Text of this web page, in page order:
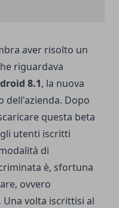
aver risolto un
riguardava
8.1, la nuova
dell'azienda. Dopo
questa beta
utenti iscritti
di
è, sfortuna
ovvero
Una volta iscrittisi al